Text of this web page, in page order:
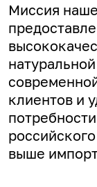
Миссия
клиентов и
выше